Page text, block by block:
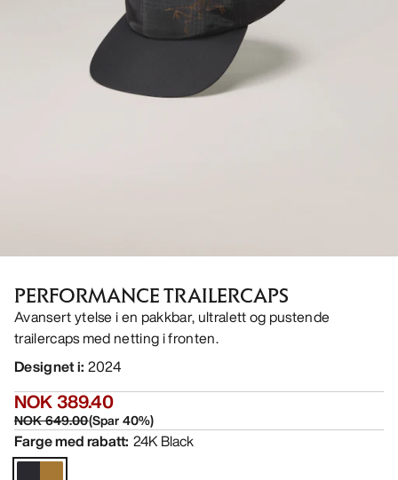
PERFORMANCE TRAILERCAPS
Avansert ytelse i en pakkbar, ultralett og pustende
trailercaps med netting i fronten.
Designet i: 2024
NOK 389.40
NOK 649.00(Spar40%)
Farge med rabatt: 24K Black